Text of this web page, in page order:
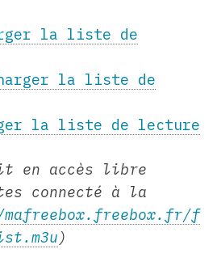
la liste de
la liste de
la liste de lecture
en accès libre
connecté à la
f
)